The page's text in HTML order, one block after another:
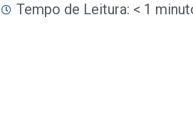
Tempo de Leitura: < 1